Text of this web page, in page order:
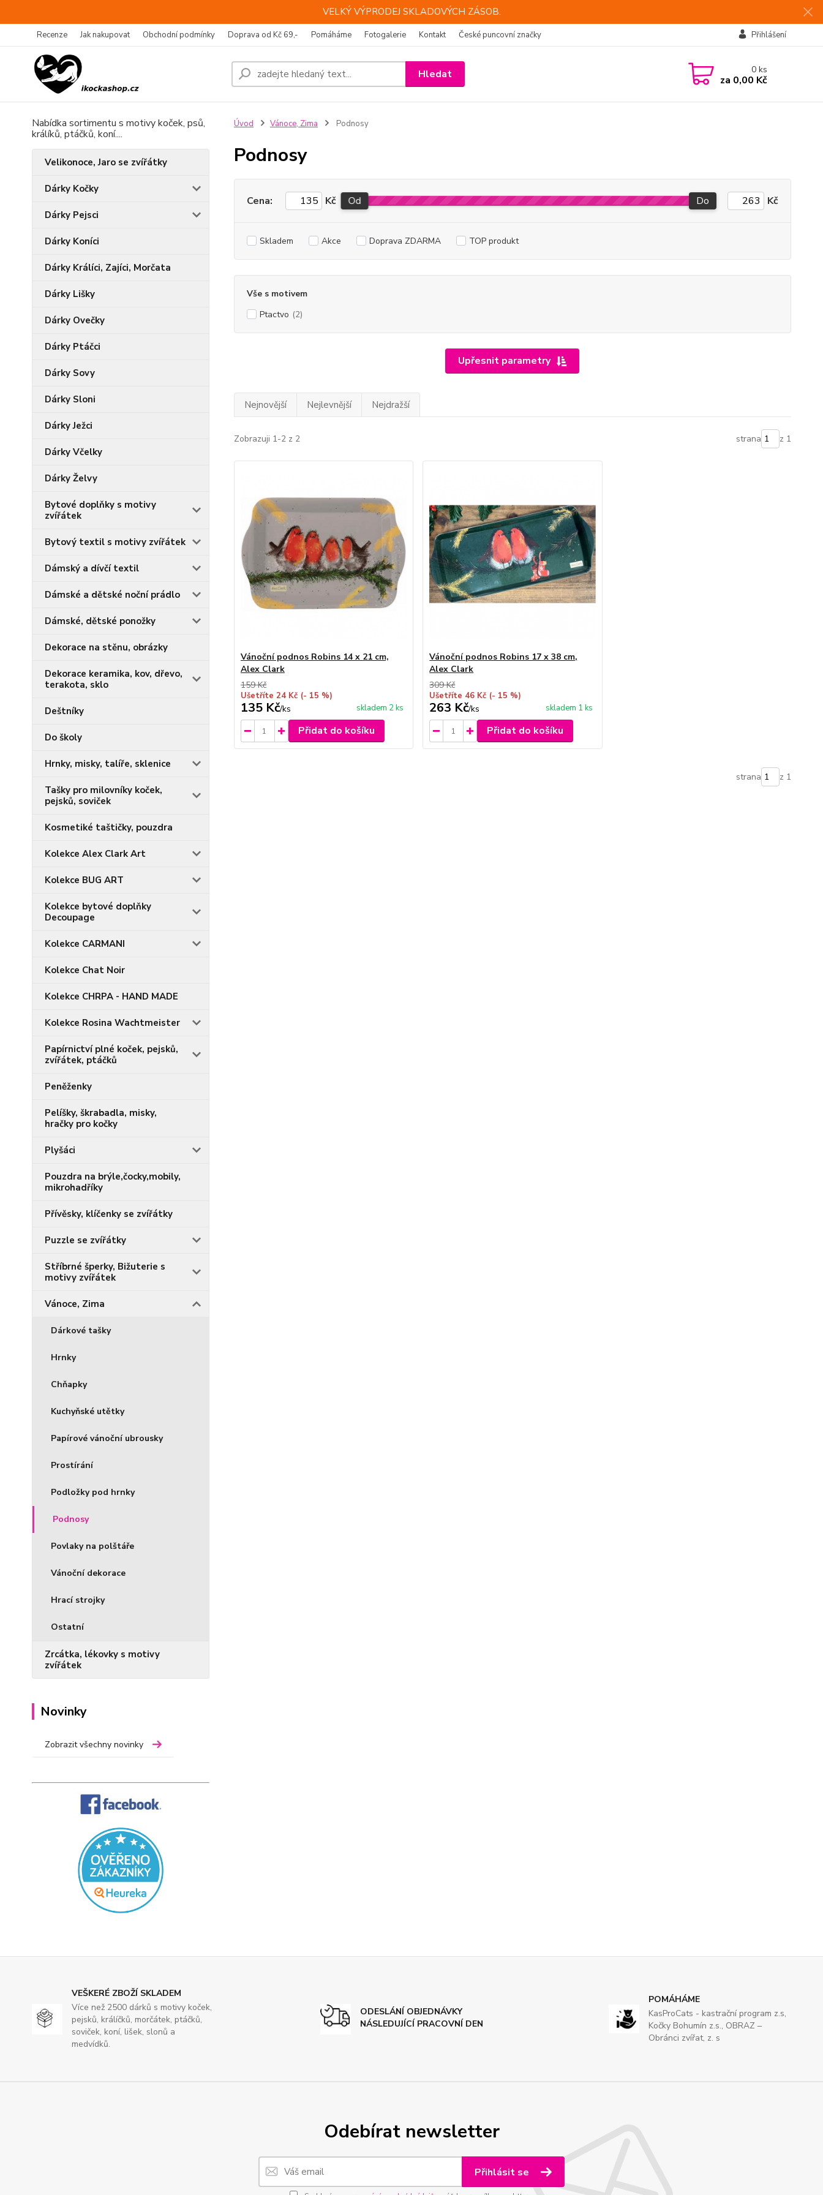
VELKÝ VÝPRODEJ SKLADOVÝCH ZÁSOB.
Recenze Jak nakupovat Obchodní podmínky Doprava od Kč 69,- Pomáháme Fotogalerie Kontakt České puncovní značky Přihlášení
Hledat 0ks
za 0,00 Kč
Nabídka sortimentu s motivy koček, psů,
králíků, ptáčků, koní....
Velikonoce, Jaro se zvířátky
Dárky Kočky
Dárky Pejsci
Dárky Koníci
Dárky Králíci, Zajíci, Morčata
Dárky Lišky
Dárky Ovečky
Dárky Ptáčci
Dárky Sovy
Dárky Sloni
Dárky Ježci
Dárky Včelky
Dárky Želvy
Bytové doplňky s motivy
zvířátek
Bytový textil s motivy zvířátek
Dámský a dívčí textil
Dámské a dětské noční prádlo
Dámské, dětské ponožky
Dekorace na stěnu, obrázky
Dekorace keramika, kov, dřevo,
terakota, sklo
Deštníky
Do školy
Hrnky, misky, talíře, sklenice
Tašky pro milovníky koček,
pejsků, soviček
Kosmetiké taštičky, pouzdra
Kolekce Alex Clark Art
Kolekce BUG ART
Kolekce bytové doplňky
Decoupage
Kolekce CARMANI
Kolekce Chat Noir
Kolekce CHRPA - HAND MADE
Kolekce Rosina Wachtmeister
Papírnictví plné koček, pejsků,
zvířátek, ptáčků
Peněženky
Pelíšky, škrabadla, misky,
hračky pro kočky
Plyšáci
Pouzdra na brýle,čocky,mobily,
mikrohadříky
Přívěsky, klíčenky se zvířátky
Puzzle se zvířátky
Stříbrné šperky, Bižuterie s
motivy zvířátek
Vánoce, Zima
Dárkové tašky
Hrnky
Chňapky
Kuchyňské utětky
Papírové vánoční ubrousky
Prostírání
Podložky pod hrnky
Podnosy
Povlaky na polštáře
Vánoční dekorace
Hrací strojky
Ostatní
Zrcátka, lékovky s motivy
zvířátek
Novinky
Zobrazit všechny novinky
Úvod Vánoce, Zima Podnosy
Podnosy
Upřesnit parametry
Cena: Kč Od Do Kč
Skladem Akce Doprava ZDARMA TOP produkt
Vše s motivem
Ptactvo (2)
Nejnovější Nejlevnější Nejdražší
Zobrazuji 1-2 z 2 strana z 1
Vánoční podnos Robins 14 x 21 cm,
Alex Clark
159 Kč
Ušetříte 24 Kč (- 15 %)
135 Kč/ks skladem 2 ks
Přidat do košíku
Vánoční podnos Robins 17 x 38 cm,
Alex Clark
309 Kč
Ušetříte 46 Kč (- 15 %)
263 Kč/ks skladem 1 ks
Přidat do košíku
strana z 1
VEŠKERÉ ZBOŽÍ SKLADEM
Více než 2500 dárků s motivy koček,
pejsků, králíčků, morčátek, ptáčků,
soviček, koní, lišek, slonů a
medvídků.
ODESLÁNÍ OBJEDNÁVKY
NÁSLEDUJÍCÍ PRACOVNÍ DEN
POMÁHÁME
KasProCats - kastrační program z.s,
Kočky Bohumín z.s., OBRAZ –
Obránci zvířat, z. s
Odebírat newsletter
Přihlásit se